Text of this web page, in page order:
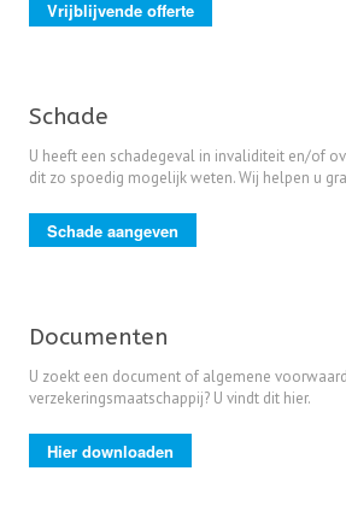
Vrijblijvende offerte
Schade
U heeft een schadegeval in invaliditeit en/of
dit zo spoedig mogelijk weten. Wij helpen u
Schade aangeven
Documenten
U zoekt een document of algemene
verzekeringsmaatschappij? U vindt dit hier.
Hier downloaden